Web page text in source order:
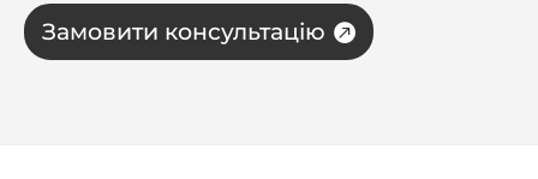
Замовити консультацію